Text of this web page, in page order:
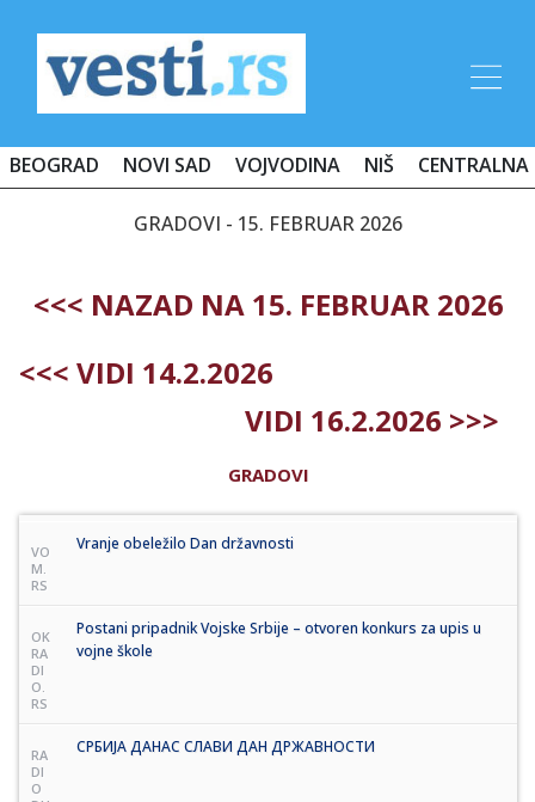
BEOGRAD NOVI SAD VOJVODINA NIŠ CENTRALNA
GRADOVI - 15. FEBRUAR 2026
<<< NAZAD NA 15. FEBRUAR 2026
<<< VIDI 14.2.2026
VIDI 16.2.2026 >>>
GRADOVI
VO
M.
RS
Vranje obeležilo Dan državnosti
OK
RA
DI
O.
RS
Postani pripadnik Vojske Srbije – otvoren konkurs za upis u
vojne škole
RA
DI
O
СРБИЈА ДАНАС СЛАВИ ДАН ДРЖАВНОСТИ